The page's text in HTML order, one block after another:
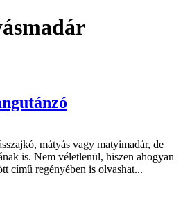
mátyás vagy matyimadár, de
is. Nem véletlenül, hiszen ahogyan
című regényében is olvashat...